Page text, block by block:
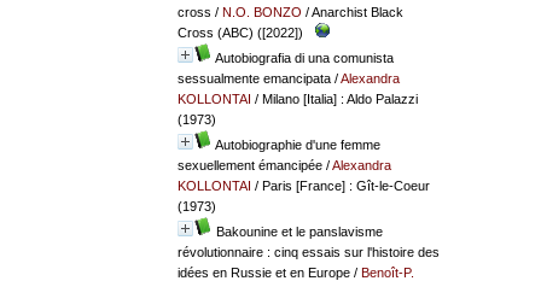
cross / N.O. BONZO / Anarchist Black
Cross (ABC) ([2022])
Autobiografia di una comunista
sessualmente emancipata/Alexandra
KOLLONTAI / Milano [Italia] : Aldo Palazzi
(1973)
Autobiographie d'une femme
sexuellement émancipée/Alexandra
KOLLONTAI / Paris [France] : Gît-le-Coeur
(1973)
Bakounine et le panslavisme
révolutionnaire : cinq essais sur l'histoire des
idées en Russie et en Europe/ Benoît-P.